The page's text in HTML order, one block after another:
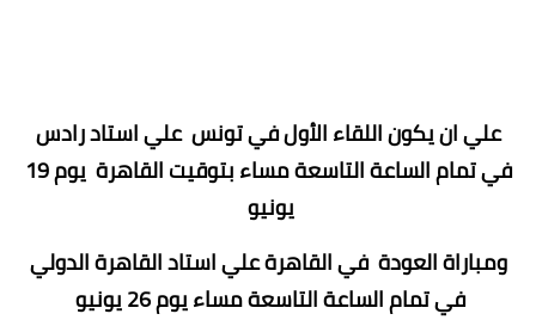
علي ان يكون اللقاء الأول في تونس علي استاد رادس
في تمام الساعة التاسعة مساء بتوقيت القاهرة يوم 19
يونيو
ومباراة العودة في القاهرة علي استاد القاهرة الدولي
في تمام الساعة التاسعة مساء يوم 26 يونيو